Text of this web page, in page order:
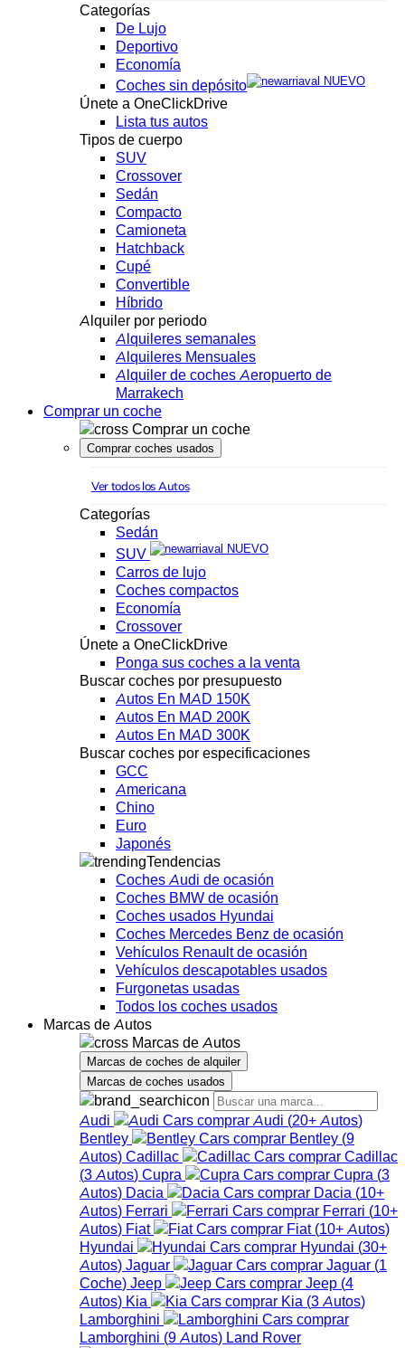
Categorías
De Lujo
Deportivo
Economía
Coches sin depósito
NUEVO
Únete a OneClickDrive
Lista tus autos
Tipos de cuerpo
SUV
Crossover
Sedán
Compacto
Camioneta
Hatchback
Cupé
Convertible
Híbrido
Alquiler por periodo
Alquileres semanales
Alquileres Mensuales
Alquiler de coches Aeropuerto de
Marrakech
Comprar un coche
Comprar un coche
Comprar coches usados
Ver todos los Autos
Categorías
Sedán
SUV
NUEVO
Carros de lujo
Coches compactos
Economía
Crossover
Únete a OneClickDrive
Ponga sus coches a la venta
Buscar coches por presupuesto
Autos En MAD 150K
Autos En MAD 200K
Autos En MAD 300K
Buscar coches por especificaciones
GCC
Americana
Chino
Euro
Japonés
Tendencias
Coches Audi de ocasión
Coches BMW de ocasión
Coches usados Hyundai
Coches Mercedes Benz de ocasión
Vehículos Renault de ocasión
Vehículos descapotables usados
Furgonetas usadas
Todos los coches usados
Marcas de Autos
Marcas de Autos
Marcas de coches de alquiler
Marcas de coches usados
Audi Audi (20+ Autos)
Bentley
Bentley (9
Autos) Cadillac
Cadillac
(3 Autos) Cupra Cupra (3
Autos) Dacia Dacia (10+
Autos) Ferrari Ferrari (10+
Autos) Fiat Fiat (10+ Autos)
Hyundai
Hyundai (30+
Autos) Jaguar Jaguar (1
Coche) Jeep Jeep (4
Autos) Kia Kia (3 Autos)
Lamborghini
Lamborghini (9 Autos) Land Rover